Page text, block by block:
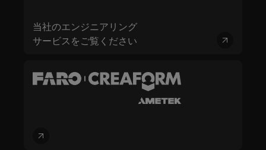
当社のエンジニアリング
サービスをご覧ください